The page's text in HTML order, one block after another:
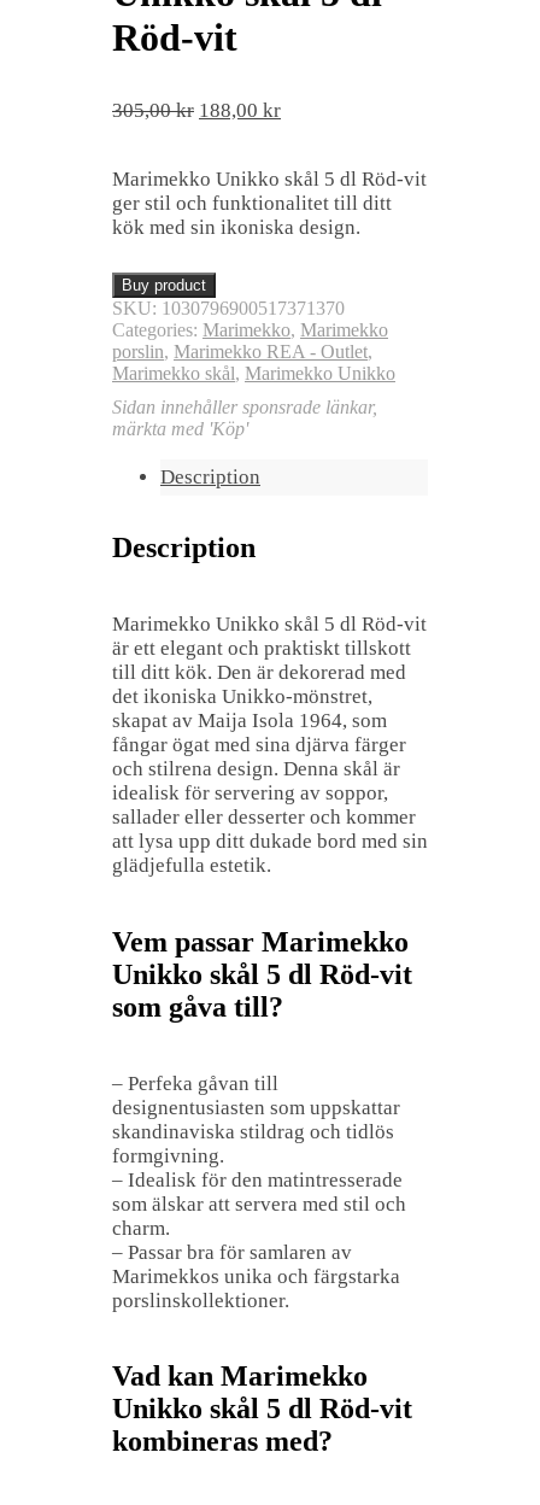
Röd-vit
305,00kr Original
305,00 kr.
188,00 krCurrent
188,00 kr.
Marimekko Unikko skål 5 dl Röd-vit
ger stil och funktionalitet till ditt
kök med sin ikoniska design.
Buy product
SKU: 1030796900517371370
Categories: Marimekko, Marimekko
porslin, Marimekko REA - Outlet,
Marimekko skål, Marimekko Unikko
Sidan innehåller sponsrade länkar,
märkta med 'Köp'
Description
Description
Marimekko Unikko skål 5 dl Röd-vit
är ett elegant och praktiskt tillskott
till ditt kök. Den är dekorerad med
det ikoniska Unikko-mönstret,
skapat av Maija Isola 1964, som
fångar ögat med sina djärva färger
och stilrena design. Denna skål är
idealisk för servering av soppor,
sallader eller desserter och kommer
att lysa upp ditt dukade bord med sin
glädjefulla estetik.
Vem passar Marimekko
Unikko skål 5 dl Röd-vit
som gåva till?
– Perfeka gåvan till
designentusiasten som uppskattar
skandinaviska stildrag och tidlös
formgivning.
– Idealisk för den matintresserade
som älskar att servera med stil och
charm.
– Passar bra för samlaren av
Marimekkos unika och färgstarka
porslinskollektioner.
Vad kan Marimekko
Unikko skål 5 dl Röd-vit
kombineras med?